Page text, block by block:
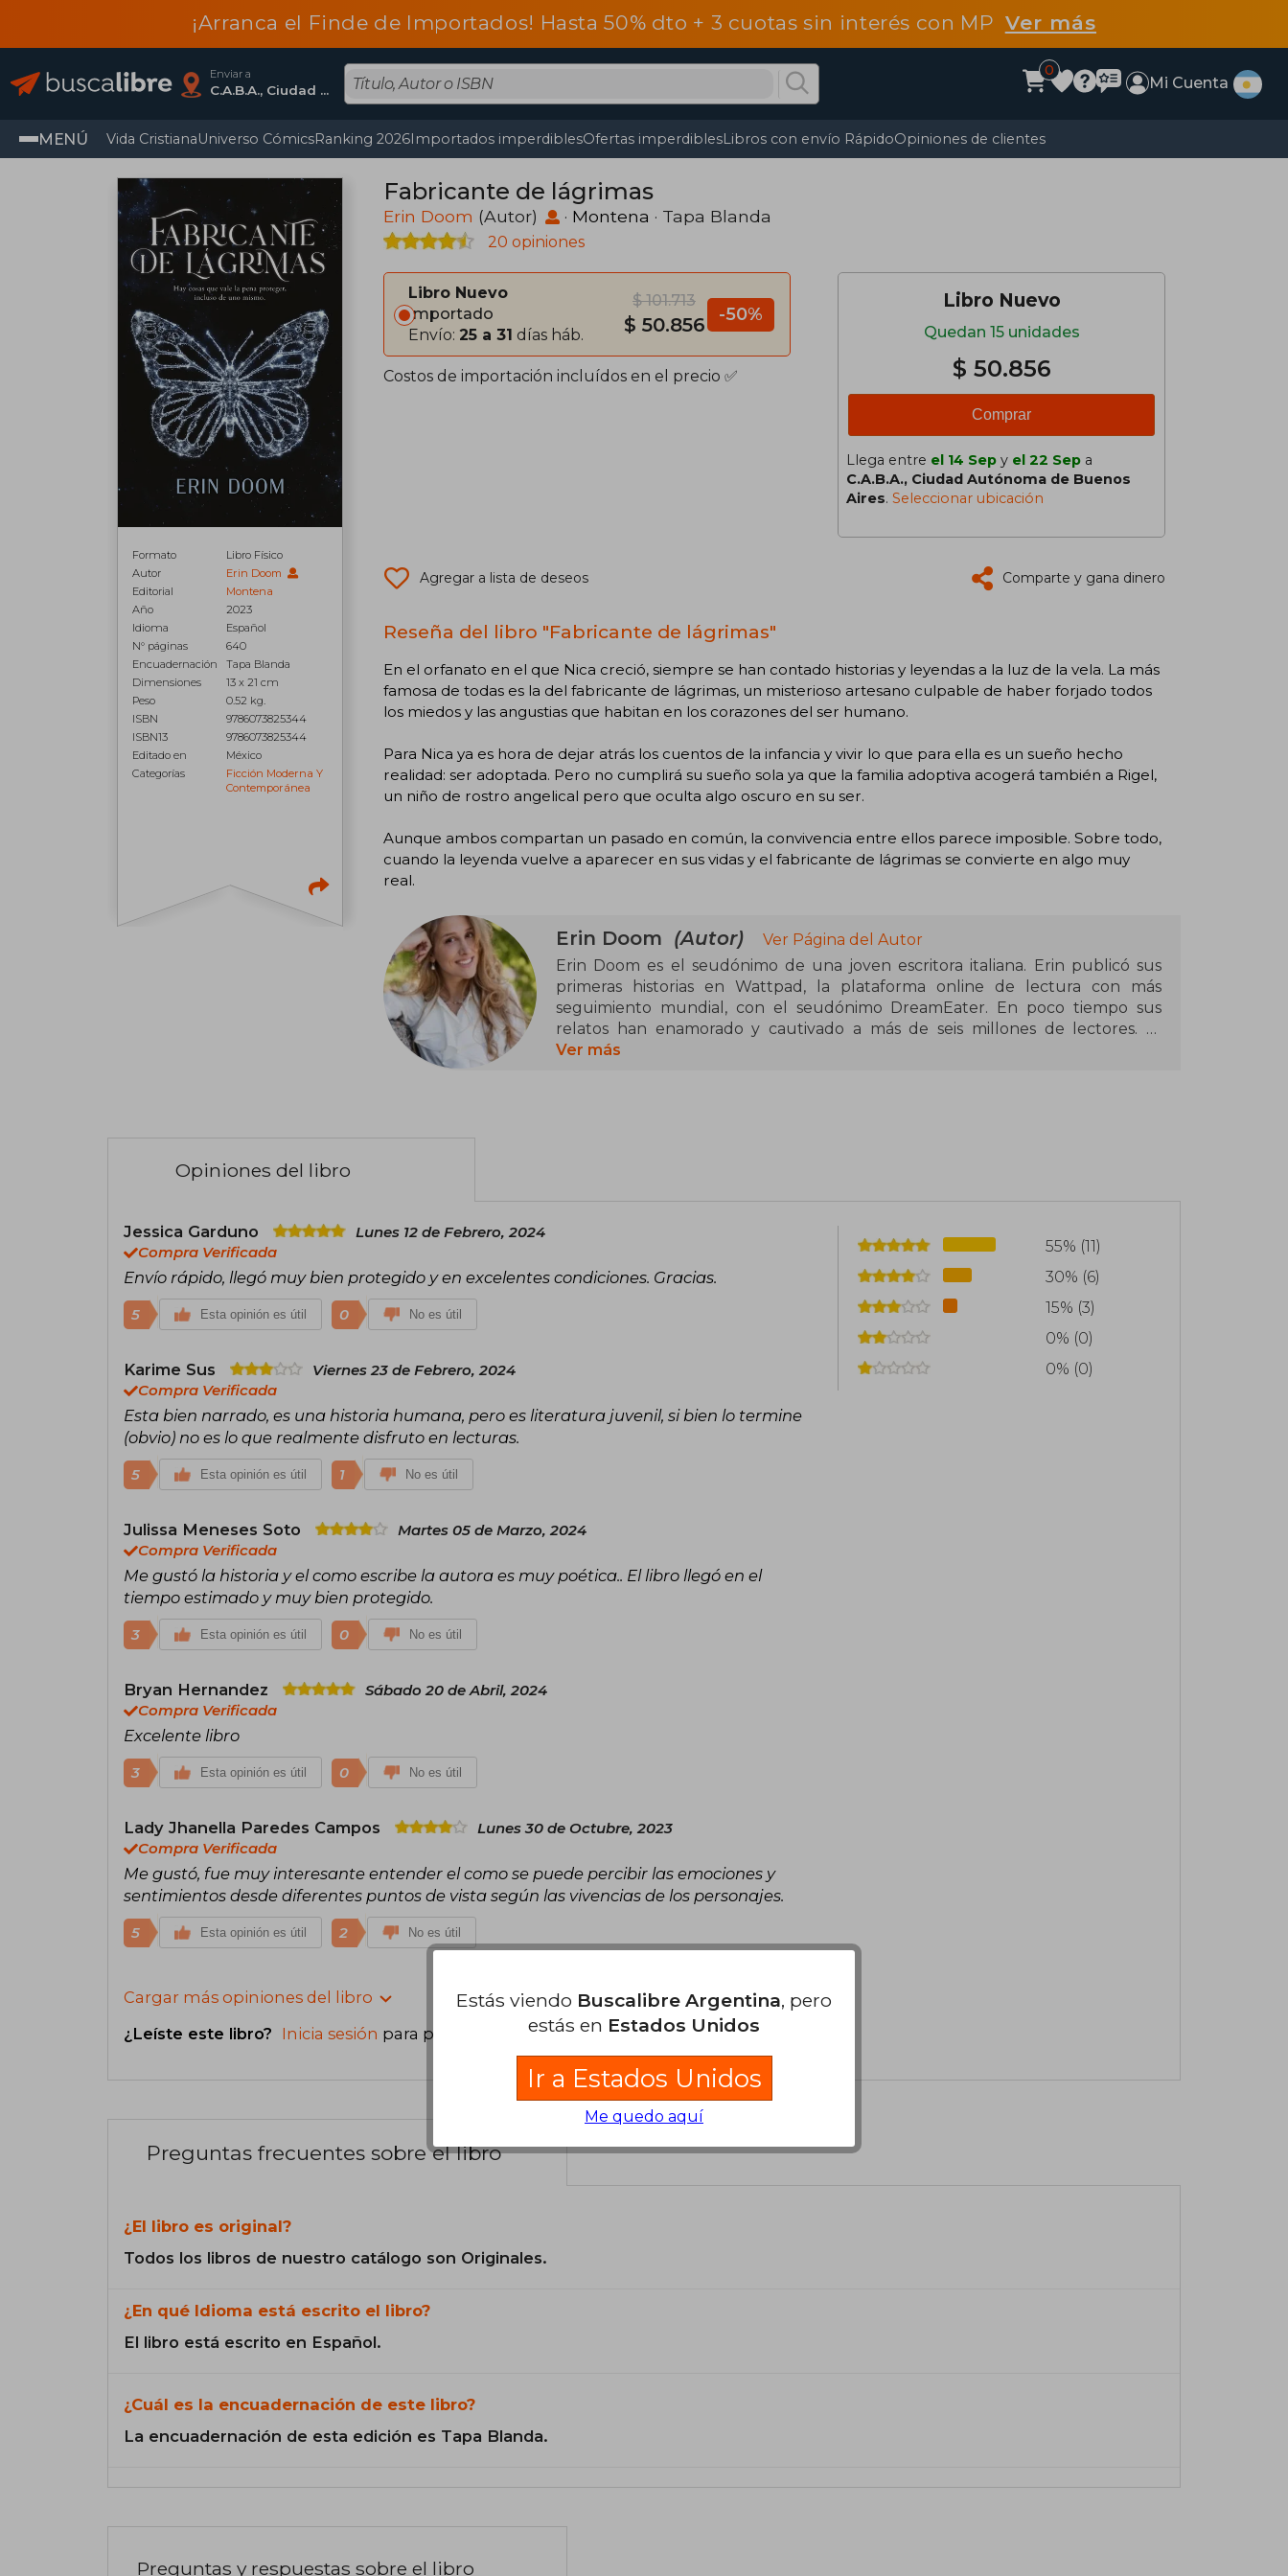
¡Arranca el Finde de Importados! Hasta 50% dto + 3 cuotas sin interés con MP Ver más
Enviar a
C.A.B.A., Ciudad Autónoma De Buenos Aires
0
Mi Cuenta
MENÚ Vida CristianaUniverso CómicsRanking 2026Importados imperdiblesOfertas imperdiblesLibros con envío RápidoOpiniones de clientes
Formato
Libro Físico
Autor
Erin Doom
Editorial
Montena
Año
2023
Idioma
Español
N° páginas
640
Encuadernación
Tapa Blanda
Dimensiones
13 x 21 cm
Peso
0.52 kg.
ISBN
9786073825344
ISBN13
9786073825344
Editado en
México
Categorías
Ficción Moderna Y
Contemporánea
Fabricante de lágrimas
Erin Doom (Autor) · Montena · Tapa Blanda
20 opiniones
Libro Nuevo
Importado
Envío: 25 a 31 días háb.
$ 101.713
$ 50.856 -50%
Costos de importación incluídos en el precio ✅
Libro Nuevo
Quedan 15 unidades
$ 50.856
Comprar
Llega entre el 14 Sep y el 22 Sep a
C.A.B.A., Ciudad Autónoma de Buenos
Aires. Seleccionar ubicación
Agregar a lista de deseos Comparte y gana dinero
Reseña del libro "Fabricante de lágrimas"
En el orfanato en el que Nica creció, siempre se han contado historias y leyendas a la luz de la vela. La más
famosa de todas es la del fabricante de lágrimas, un misterioso artesano culpable de haber forjado todos
los miedos y las angustias que habitan en los corazones del ser humano.
Para Nica ya es hora de dejar atrás los cuentos de la infancia y vivir lo que para ella es un sueño hecho
realidad: ser adoptada. Pero no cumplirá su sueño sola ya que la familia adoptiva acogerá también a Rigel,
un niño de rostro angelical pero que oculta algo oscuro en su ser.
Aunque ambos compartan un pasado en común, la convivencia entre ellos parece imposible. Sobre todo,
cuando la leyenda vuelve a aparecer en sus vidas y el fabricante de lágrimas se convierte en algo muy
real.
Erin Doom (Autor)
Ver Página del Autor
Erin Doom es el seudónimo de una joven escritora italiana. Erin publicó sus
primeras historias en Wattpad, la plataforma online de lectura con más
seguimiento mundial, con el seudónimo DreamEater. En poco tiempo sus
relatos han enamorado y cautivado a más de seis millones de lectores. El
fabricante de lágrimas es su primera novela.
Ver más
Opiniones del libro
Jessica Garduno
Lunes 12 de Febrero, 2024
Compra Verificada
Envío rápido, llegó muy bien protegido y en excelentes condiciones. Gracias.
5 Esta opinión es útil 0 No es útil
Karime Sus
Viernes 23 de Febrero, 2024
Compra Verificada
Esta bien narrado, es una historia humana, pero es literatura juvenil, si bien lo termine
(obvio) no es lo que realmente disfruto en lecturas.
5 Esta opinión es útil 1 No es útil
Julissa Meneses Soto
Martes 05 de Marzo, 2024
Compra Verificada
Me gustó la historia y el como escribe la autora es muy poética.. El libro llegó en el
tiempo estimado y muy bien protegido.
3 Esta opinión es útil 0 No es útil
Bryan Hernandez
Sábado 20 de Abril, 2024
Compra Verificada
Excelente libro
3 Esta opinión es útil 0 No es útil
Lady Jhanella Paredes Campos
Lunes 30 de Octubre, 2023
Compra Verificada
Me gustó, fue muy interesante entender el como se puede percibir las emociones y
sentimientos desde diferentes puntos de vista según las vivencias de los personajes.
5 Esta opinión es útil 2 No es útil
Cargar más opiniones del libro
¿Leíste este libro? Inicia sesión para poder agregar tu propia evaluación
55% (11)
30% (6)
15% (3)
0% (0)
0% (0)
Preguntas frecuentes sobre el libro
¿El libro es original?
Todos los libros de nuestro catálogo son Originales.
¿En qué Idioma está escrito el libro?
El libro está escrito en Español.
¿Cuál es la encuadernación de este libro?
La encuadernación de esta edición es Tapa Blanda.
Preguntas y respuestas sobre el libro
Estás viendo Buscalibre Argentina, pero
estás en Estados Unidos
Ir a Estados Unidos
Me quedo aquí